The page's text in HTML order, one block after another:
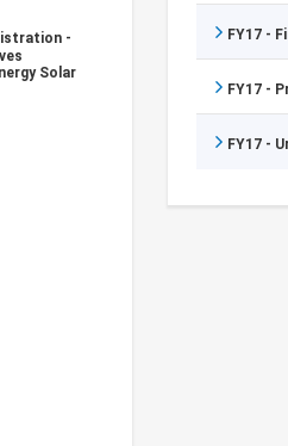
-
Solar
FY17 -
FY17 -
FY17 -